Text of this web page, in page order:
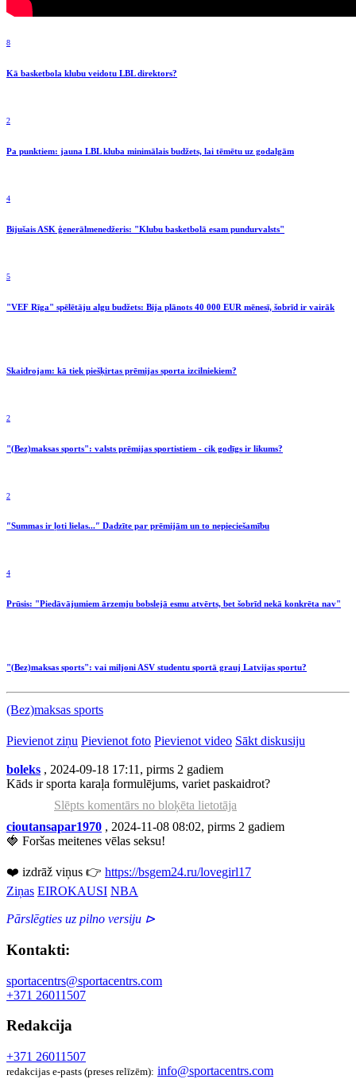
8
Kā basketbola klubu veidotu LBL direktors?
2
Pa punktiem: jauna LBL kluba minimālais budžets, lai tēmētu uz godalgām
4
Bijušais ASK ģenerālmenedžeris: "Klubu basketbolā esam pundurvalsts"
5
"VEF Rīga" spēlētāju algu budžets: Bija plānots 40 000 EUR mēnesī, šobrīd ir vairāk
Skaidrojam: kā tiek piešķirtas prēmijas sporta izcilniekiem?
2
"(Bez)maksas sports": valsts prēmijas sportistiem - cik godīgs ir likums?
2
″Summas ir ļoti lielas...″ Dadzīte par prēmijām un to nepieciešamību
4
Prūsis: "Piedāvājumiem ārzemju bobslejā esmu atvērts, bet šobrīd nekā konkrēta nav"
"(Bez)maksas sports": vai miljoni ASV studentu sportā grauj Latvijas sportu?
(Bez)maksas sports
Pievienot ziņu Pievienot foto Pievienot video Sākt diskusiju
boleks , 2024-09-18 17:11, pirms 2 gadiem
Kāds ir sporta karaļa formulējums, variet paskaidrot?
Slēpts komentārs no bloķēta lietotāja
cioutansapar1970 , 2024-11-08 08:02, pirms 2 gadiem
🍓 Foršas meitenes vēlas seksu!
❤️ izdrāž viņus 👉 https://bsgem24.ru/lovegirl17
Ziņas EIROKAUSI NBA
Pārslēgties uz pilno versiju ⊳
Kontakti:
sportacentrs@sportacentrs.com
+371 26011507
Redakcija
+371 26011507
redakcijas e-pasts (preses relīzēm): info@sportacentrs.com